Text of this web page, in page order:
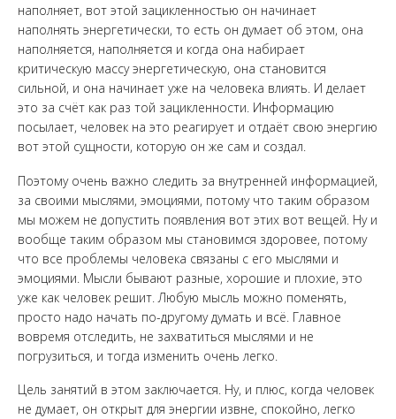
наполняет, вот этой зацикленностью он начинает
наполнять энергетически, то есть он думает об этом, она
наполняется, наполняется и когда она набирает
критическую массу энергетическую, она становится
сильной, и она начинает уже на человека влиять. И делает
это за счёт как раз той зацикленности. Информацию
посылает, человек на это реагирует и отдаёт свою энергию
вот этой сущности, которую он же сам и создал.
Поэтому очень важно следить за внутренней информацией,
за своими мыслями, эмоциями, потому что таким образом
мы можем не допустить появления вот этих вот вещей. Ну и
вообще таким образом мы становимся здоровее, потому
что все проблемы человека связаны с его мыслями и
эмоциями. Мысли бывают разные, хорошие и плохие, это
уже как человек решит. Любую мысль можно поменять,
просто надо начать по-другому думать и всё. Главное
вовремя отследить, не захватиться мыслями и не
погрузиться, и тогда изменить очень легко.
Цель занятий в этом заключается. Ну, и плюс, когда человек
не думает, он открыт для энергии извне, спокойно, легко